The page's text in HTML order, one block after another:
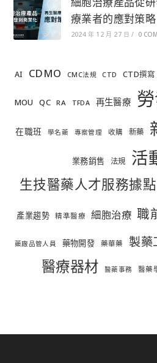
療業者的應對策略
2024 年 12 月 27 日 / 0
AI CDMO CMC法規 CTD CTD撰寫
MOU QC RA TFDA 再生醫療
在職班 學名藥 專案管理 收購 新藥
業務銷售 法規 活
生技醫藥人才服務據點
產業趨勢 精準醫療 細胞治療 職
藥廠品管人員 藥物開發 藥華藥 製藥
醫療器材 醫藥事務 醫藥